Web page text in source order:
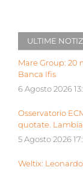
ULTIME
Mare Group: 20
Banca Ifis
6 Agosto 2026
Osservatorio
quotate.
5 Agosto 2026
Weltix: